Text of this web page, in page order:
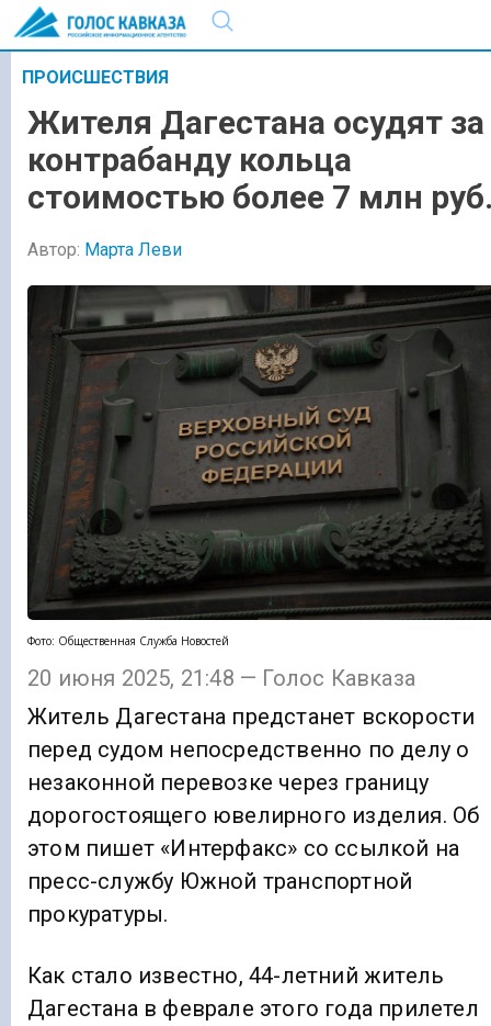
ПРОИСШЕСТВИЯ
Жителя Дагестана осудят за
контрабанду кольца
стоимостью более 7 млн
Автор: Марта Леви
Фото: Общественная Служба Новостей
20 июня 2025, 21:48 — Голос Кавказа
Житель Дагестана предстанет вскорости
перед судом непосредственно по делу о
незаконной перевозке через границу
дорогостоящего ювелирного изделия. Об
этом пишет «Интерфакс» со ссылкой на
пресс-службу Южной транспортной
прокуратуры.
Как стало известно, 44-летний житель
Дагестана в феврале этого года прилетел